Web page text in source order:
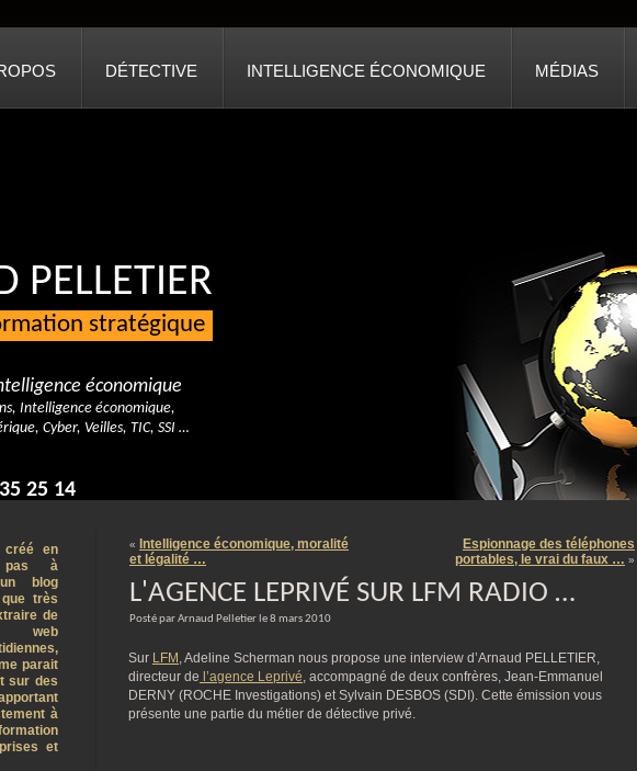
DÉTECTIVE INTELLIGENCE ÉCONOMIQUE MÉDIAS
PELLETIER
stratégique
économique
Intelligence économique,
Cyber, Veilles, TIC, SSI …
25 14
«
Intelligence économique, moralité
et légalité …
Espionnage des téléphones
portables, le vrai du faux … »
L'AGENCE LEPRIVÉ SUR LFM RADIO …
Posté par Arnaud Pelletier le 8 mars 2010
Sur LFM , Adeline Scherman nous propose une interview d’Arnaud PELLETIER,
directeur de l’agence Leprivé, accompagné de deux confrères, Jean-Emmanuel
DERNY (ROCHE Investigations) et Sylvain DESBOS (SDI). Cette émission vous
présente une partie du métier de détective privé.
créé en
pas à
blog
très
de
web
parait
sur des
à
et